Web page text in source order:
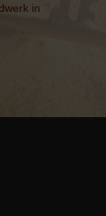
in